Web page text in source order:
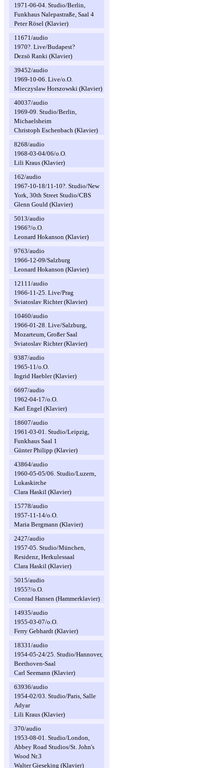
1971-06-04. Studio/Berlin,
Funkhaus Nalepastraße, Saal 4
Peter Rösel (Klavier)
11671/audio
1970?. Live/Budapest?
Dezsö Ranki (Klavier)
39452/audio
1969-10-06. Live/o.O.
Mieczyslaw Horszowski (Klavier)
40037/audio
1969-09. Studio/Berlin,
Michaelsheim
Christoph Eschenbach (Klavier)
8268/audio
1968-03-04/06/o.O.
Lili Kraus (Klavier)
162/audio
1967-10-18/11-10?. Studio/New
York, 30th Street Studio/CBS
Glenn Gould (Klavier)
5013/audio
1966?/o.O.
Leonard Hokanson (Klavier)
9763/audio
1966-12-09/Salzburg
Leonard Hokanson (Klavier)
12111/audio
1966-11-25. Live/Prag
Sviatoslav Richter (Klavier)
10460/audio
1966-01-28. Live/Salzburg,
Mozarteum, Großer Saal
Sviatoslav Richter (Klavier)
9387/audio
1965-11/o.O.
Ingrid Haebler (Klavier)
6697/audio
1962-04-17/o.O.
Karl Engel (Klavier)
18607/audio
1961-03-01. Studio/Leipzig,
Funkhaus Saal 1
Günter Philipp (Klavier)
43864/audio
1960-05-05/06. Studio/Luzern,
Lukaskirche
Clara Haskil (Klavier)
15778/audio
1957-11-14/o.O.
Maria Bergmann (Klavier)
2427/audio
1957-05. Studio/München,
Residenz, Herkulessaal
Clara Haskil (Klavier)
5015/audio
1955?/o.O.
Conrad Hansen (Hammerklavier)
14935/audio
1955-03-07/o.O.
Ferry Gebhardt (Klavier)
18331/audio
1954-05-24/25. Studio/Hannover,
Beethoven-Saal
Carl Seemann (Klavier)
63936/audio
1954-02/03. Studio/Paris, Salle
Adyar
Lili Kraus (Klavier)
370/audio
1953-08-01. Studio/London,
Abbey Road Studios/St. John's
Wood Nr.3
Walter Gieseking (Klavier)